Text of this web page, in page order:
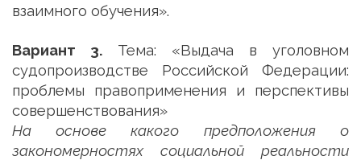
взаимного обучения».
Вариант 3. Тема: «Выдача в уголовном
судопроизводстве Российской Федерации:
проблемы правоприменения и перспективы
совершенствования»
На основе какого предположения о
закономерностях социальной реальности